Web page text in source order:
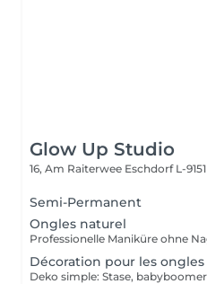
Glow Up Studio
16, Am Raiterwee Eschdorf L-9151
Semi-Permanent
Ongles naturel
Décoration pour les ongles